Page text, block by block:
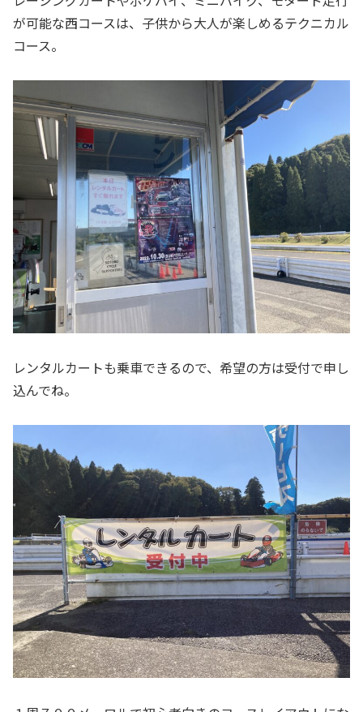
が可能な西コースは、子供から大人が楽しめるテクニカル
コース。
レンタルカートも乗車できるので、希望の方は受付で申し
込んでね。